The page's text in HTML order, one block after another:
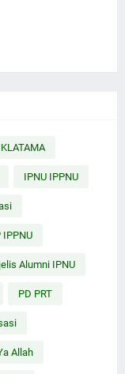
IPNU IPPNU
IPPNU
Alumni IPNU
PD PRT
Allah